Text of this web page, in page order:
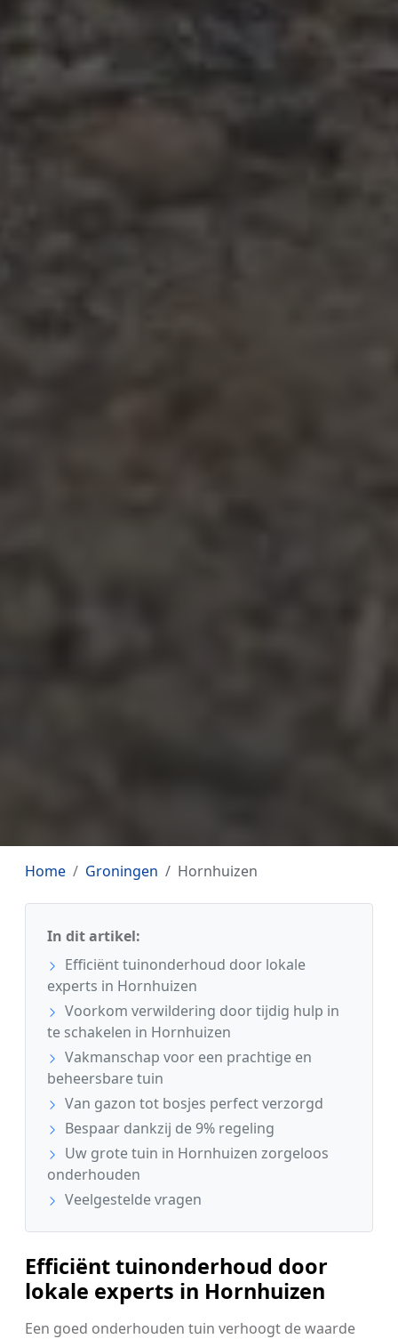
Home Groningen Hornhuizen
In dit artikel:
Efficiënt tuinonderhoud door lokale
experts in Hornhuizen
Voorkom verwildering door tijdig hulp in
te schakelen in Hornhuizen
Vakmanschap voor een prachtige en
beheersbare tuin
Van gazon tot bosjes perfect verzorgd
Bespaar dankzij de 9% regeling
Uw grote tuin in Hornhuizen zorgeloos
onderhouden
Veelgestelde vragen
Efficiënt tuinonderhoud door
lokale experts in Hornhuizen
Een goed onderhouden tuin verhoogt de waarde